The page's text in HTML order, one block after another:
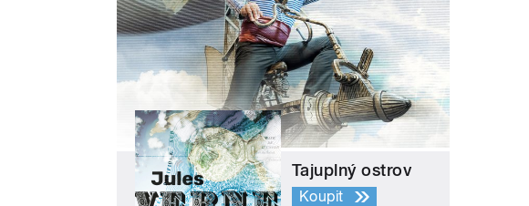
Tajuplný ostrov
Koupit